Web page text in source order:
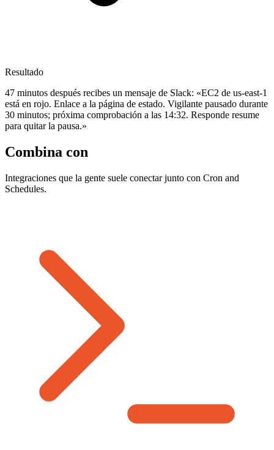
Resultado
47 minutos después recibes un mensaje de Slack: «EC2 de us-east-1
está en rojo. Enlace a la página de estado. Vigilante pausado durante
30 minutos; próxima comprobación a las 14:32. Responde resume
para quitar la pausa.»
Combina con
Integraciones que la gente suele conectar junto con Cron and
Schedules.